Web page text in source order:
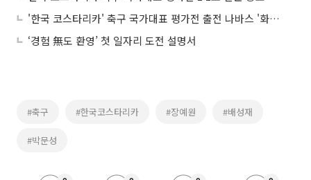
'한국 코스타리카' 축구 국가대표 평가전 출전 나바스 '화제'…나바스는 누구?
‘경험 無도 환영’ 첫 일자리 도전 설명서
#축구 #한국코스타리카 #장예원 #배성재
#박문성